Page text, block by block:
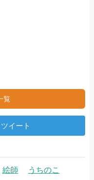
覧
イート
絵師
うちのこ